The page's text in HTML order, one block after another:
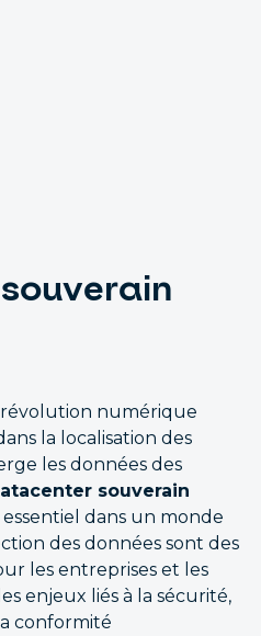
révolution numérique
la localisation des
les données des
souverain
dans un monde
des données sont des
les entreprises et les
enjeux liés à la sécurité,
conformité